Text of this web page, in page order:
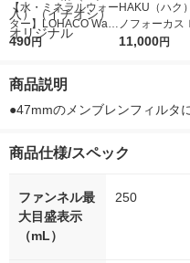
【水・ミネラルウォー
ター】LOHACO Wate
r（ロハコウォータ
シ） オリジナル
490円
HAKU（ハク
ノフォーカ
5ｇ 資生堂
11,000円
商品説明
●47mmのメンブレンフィルタ
商品仕様/スペック
ファンネル最
大目盛表示
（mL）
250